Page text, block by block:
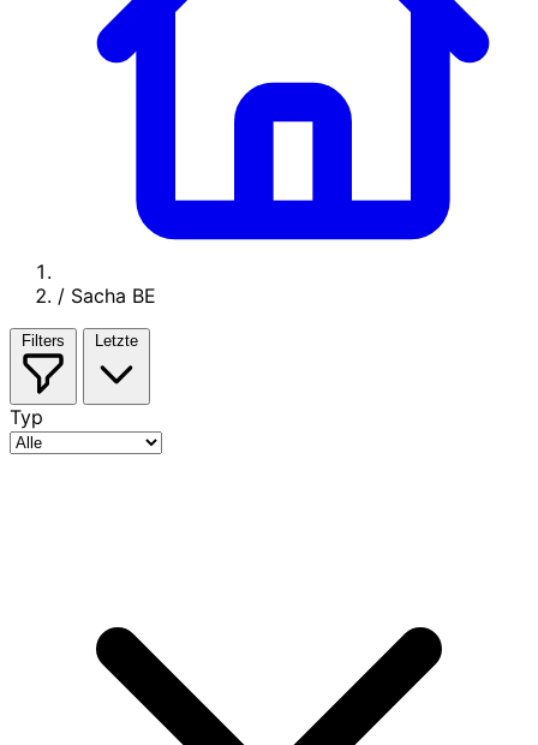
/ Sacha BE
Filters Letzte
Typ